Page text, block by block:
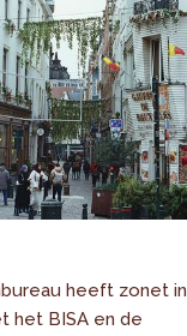
heeft zonet in
het BISA en de